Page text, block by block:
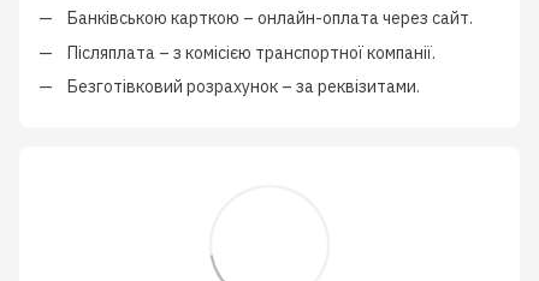
Банківською карткою – онлайн-оплата через сайт.
Післяплата – з комісією транспортної компанії.
Безготівковий розрахунок – за реквізитами.